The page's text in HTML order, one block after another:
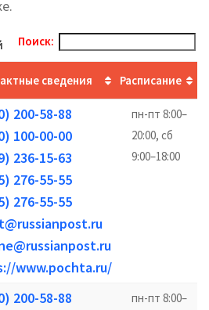
Поиск:
сведения Расписание
200-58-88
100-00-00
236-15-63
276-55-55
276-55-55
www.pochta.ru/
пн-пт 8:00–
20:00, сб
9:00–18:00
200-58-88
пн-пт 8:00–